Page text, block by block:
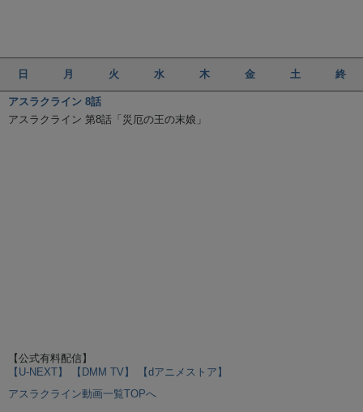
日 月 火 水 木 金 土 終
アスラクライン 8話
アスラクライン 第8話「災厄の王の末娘」
【公式有料配信】
【U-NEXT】
【DMM TV】
【dアニメストア】
アスラクライン動画一覧TOPへ